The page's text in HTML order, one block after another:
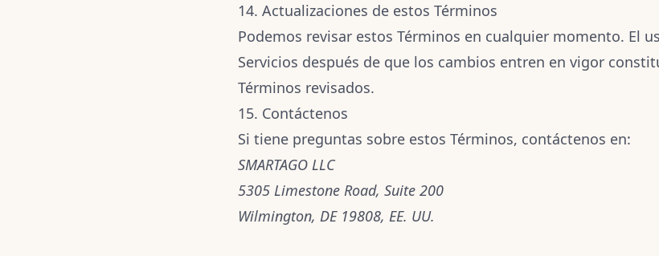
14. Actualizaciones de estos Términos
Podemos revisar estos Términos en cualquier momento. El
Servicios después de que los cambios entren en vigor
Términos revisados.
15. Contáctenos
Si tiene preguntas sobre estos Términos, contáctenos en:
SMARTAGO LLC
5305 Limestone Road, Suite 200
Wilmington, DE 19808, EE. UU.